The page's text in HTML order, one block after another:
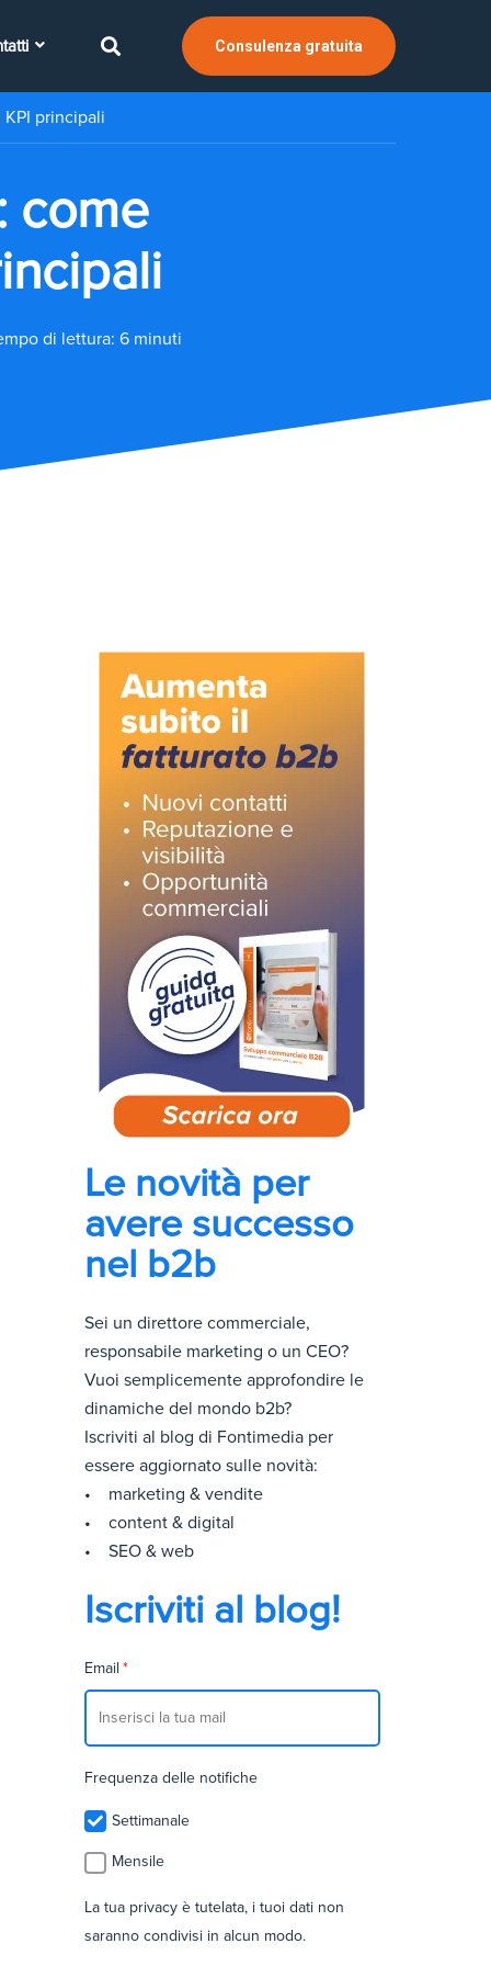
Consulenza gratuita
principali
come
di lettura: 6 minuti
Le novità per
avere successo
nel b2b
Sei un direttore commerciale,
responsabile marketing o un CEO?
Vuoi semplicemente approfondire le
dinamiche del mondo b2b?
Iscriviti al blog di Fontimedia per
essere aggiornato sulle novità:
• marketing & vendite
• content & digital
• SEO & web
Iscriviti al blog!
Email *
Frequenza delle notifiche
Settimanale
Mensile
La tua privacy è tutelata, i tuoi dati non
saranno condivisi in alcun modo.